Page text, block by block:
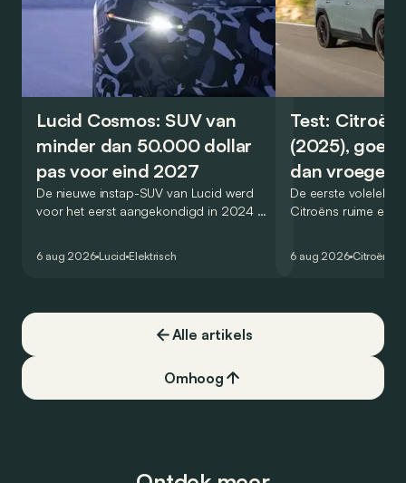
Lucid Cosmos: SUV van
minder dan 50.000 dollar
pas voor eind 2027
De nieuwe instap-SUV van Lucid werd
voor het eerst aangekondigd in 2024 en
constructeur vervoegen.
6 aug 2026 Lucid Elektrisch
Test: Citroën
(2025), goed
dan vroeger
De eerste
Citroëns ruime en
dat ook gelukt?
6 aug 2026 Citroën
Alle artikels
Omhoog